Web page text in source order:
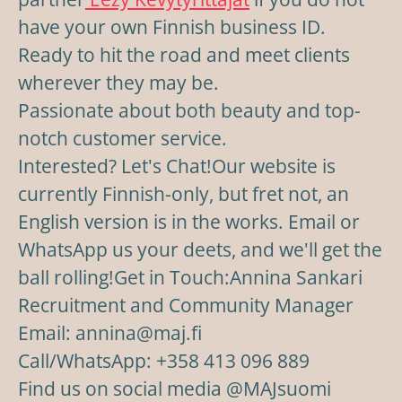
have your own Finnish business ID.
Ready to hit the road and meet clients
wherever they may be.
Passionate about both beauty and top-
notch customer service.
Interested? Let's Chat!Our website is
currently Finnish-only, but fret not, an
English version is in the works. Email or
WhatsApp us your deets, and we'll get the
ball rolling!Get in Touch:Annina Sankari
Recruitment and Community Manager
Email: annina@maj.fi
Call/WhatsApp: +358 413 096 889
Find us on social media @MAJsuomi